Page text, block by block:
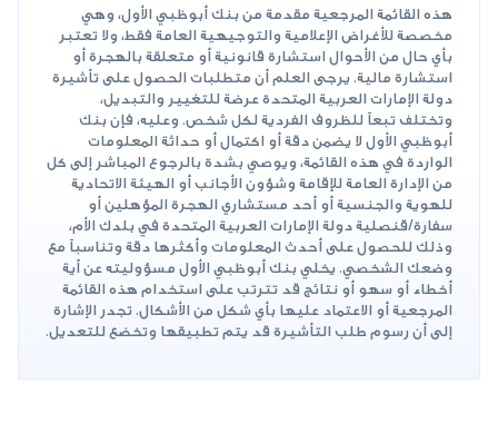
هذه القائمة المرجعية مقدمة من بنك أبوظبي الأول، وهي
مخصصة للأغراض الإعلامية والتوجيهية العامة فقط، ولا تعتبر
بأي حال من الأحوال استشارة قانونية أو متعلقة بالهجرة أو
استشارة مالية. يرجى العلم أن متطلبات الحصول على تأشيرة
دولة الإمارات العربية المتحدة عرضة للتغيير والتبديل،
وتختلف تبعاً للظروف الفردية لكل شخص. وعليه، فإن بنك
أبوظبي الأول لا يضمن دقة أو اكتمال أو حداثة المعلومات
الواردة في هذه القائمة، ويوصي بشدة بالرجوع المباشر إلى كل
من الإدارة العامة للإقامة وشؤون الأجانب أو الهيئة الاتحادية
للهوية والجنسية أو أحد مستشاري الهجرة المؤهلين أو
سفارة/قنصلية دولة الإمارات العربية المتحدة في بلدك الأم،
وذلك للحصول على أحدث المعلومات وأكثرها دقة وتناسباً مع
وضعك الشخصي. يخلي بنك أبوظبي الأول مسؤوليته عن أية
أخطاء أو سهو أو نتائج قد تترتب على استخدام هذه القائمة
المرجعية أو الاعتماد عليها بأي شكل من الأشكال. تجدر الإشارة
إلى أن رسوم طلب التأشيرة قد يتم تطبيقها وتخضع للتعديل.